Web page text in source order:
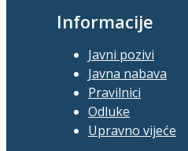
Informacije
Javni pozivi
Javna nabava
Pravilnici
Odluke
Upravno vijeće